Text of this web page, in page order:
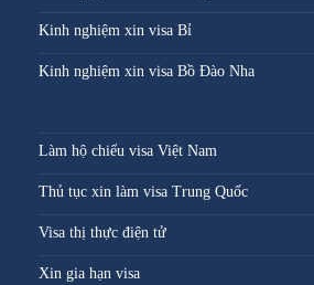
Kinh nghiệm xin visa Bỉ
Kinh nghiệm xin visa Bồ Đào Nha
Làm hộ chiếu visa Việt Nam
Thủ tục xin làm visa Trung Quốc
Visa thị thực điện tử
Xin gia hạn visa